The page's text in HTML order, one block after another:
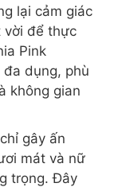
lại cảm giác
vời để thực
Pink
dụng, phù
không gian
gây ấn
mát và nữ
trọng. Đây